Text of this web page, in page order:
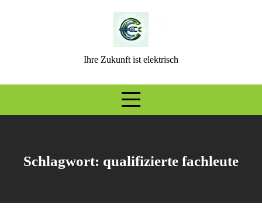
Ihre Zukunft ist elektrisch
Schlagwort: qualifizierte fachleute